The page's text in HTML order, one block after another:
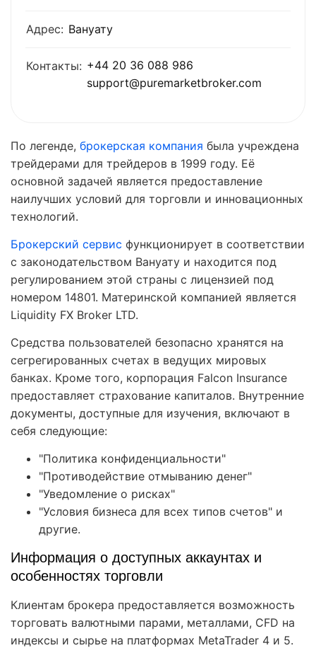
Адрес: Вануату
Контакты: +44 20 36 088 986
support@puremarketbroker.com
По легенде, брокерская компания была учреждена
трейдерами для трейдеров в 1999 году. Её
основной задачей является предоставление
наилучших условий для торговли и инновационных
технологий.
Брокерский сервис функционирует в соответствии
с законодательством Вануату и находится под
регулированием этой страны с лицензией под
номером 14801. Материнской компанией является
Liquidity FX Broker LTD.
Средства пользователей безопасно хранятся на
сегрегированных счетах в ведущих мировых
банках. Кроме того, корпорация Falcon Insurance
предоставляет страхование капиталов. Внутренние
документы, доступные для изучения, включают в
себя следующие:
"Политика конфиденциальности"
"Противодействие отмыванию денег"
"Уведомление о рисках"
"Условия бизнеса для всех типов счетов" и
другие.
Информация о доступных аккаунтах и
особенностях торговли
Клиентам брокера предоставляется возможность
торговать валютными парами, металлами, CFD на
индексы и сырье на платформах MetaTrader 4 и 5.